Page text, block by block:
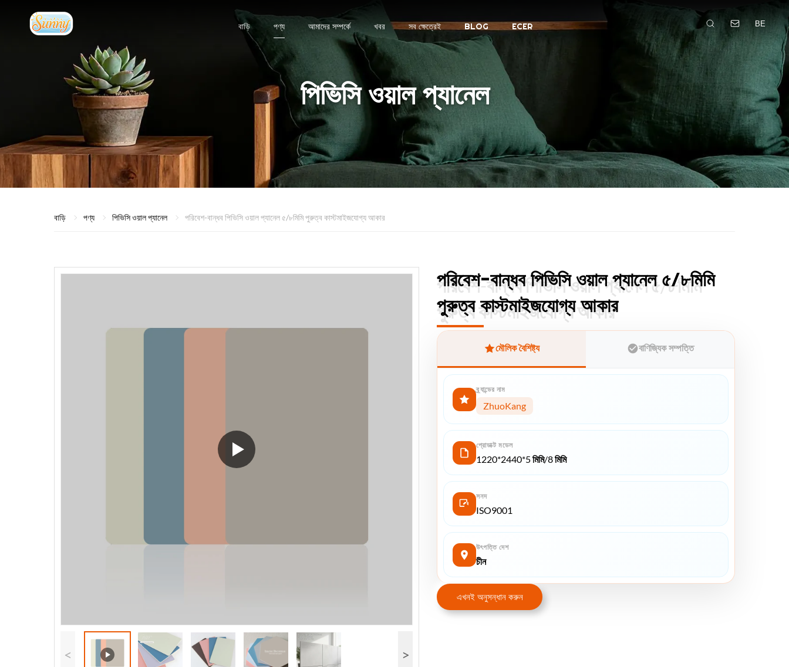
বাড়ি পণ্য আমাদের সম্পর্কে খবর সব ক্ষেত্রেই BLOG ECER BE
পিভিসি ওয়াল প্যানেল
বাড়ি পণ্য পিভিসি ওয়াল প্যানেল পরিবেশ-বান্ধব পিভিসি ওয়াল প্যানেল ৫/৮মিমি পুরুত্ব কাস্টমাইজযোগ্য আকার
< >
পরিবেশ-বান্ধব পিভিসি ওয়াল প্যানেল ৫/৮মিমি
পুরুত্ব কাস্টমাইজযোগ্য আকার
পরিবেশ-বান্ধব পিভিসি ওয়াল প্যানেল ৫/৮মিমি
পুরুত্ব কাস্টমাইজযোগ্য আকার
মৌলিক বৈশিষ্ট্য বাণিজ্যিক সম্পত্তি
ব্র্যান্ডের নাম
ZhuoKang
প্রোডাক্ট মডেল
1220*2440*5 মিমি/8 মিমি
সনদ
ISO9001
উৎপত্তি দেশ
চীন
এখনই অনুসন্ধান করুন